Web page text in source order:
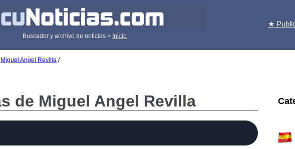
Buscador y archivo de noticias > Inicio
★
Miguel Angel Revilla /
de Miguel Angel Revilla